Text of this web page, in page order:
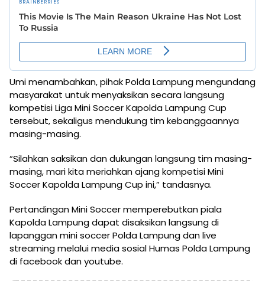
Umi menambahkan, pihak Polda Lampung mengundang
masyarakat untuk menyaksikan secara langsung
kompetisi Liga Mini Soccer Kapolda Lampung Cup
tersebut, sekaligus mendukung tim kebanggaannya
masing-masing.
“Silahkan saksikan dan dukungan langsung tim masing-
masing, mari kita meriahkan ajang kompetisi Mini
Soccer Kapolda Lampung Cup ini,” tandasnya.
Pertandingan Mini Soccer memperebutkan piala
Kapolda Lampung dapat disaksikan langsung di
lapanggan mini soccer Polda Lampung dan live
streaming melalui media sosial Humas Polda Lampung
di facebook dan youtube.